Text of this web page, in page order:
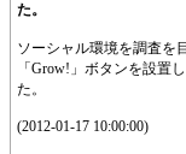
た。
ソーシャル環境を調査を
「Grow!」ボタンを設置
た。
(2012-01-17 10:00:00)